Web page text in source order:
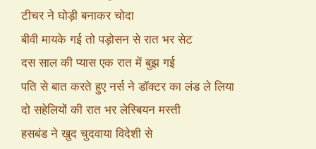
टीचर ने घोड़ी बनाकर चोदा
बीवी मायके गई तो पड़ोसन से रात भर सेट
दस साल की प्यास एक रात में बुझ गई
पति से बात करते हुए नर्स ने डॉक्टर का लंड ले लिया
दो सहेलियों की रात भर लेस्बियन मस्ती
हसबंड ने खुद चुदवाया विदेशी से